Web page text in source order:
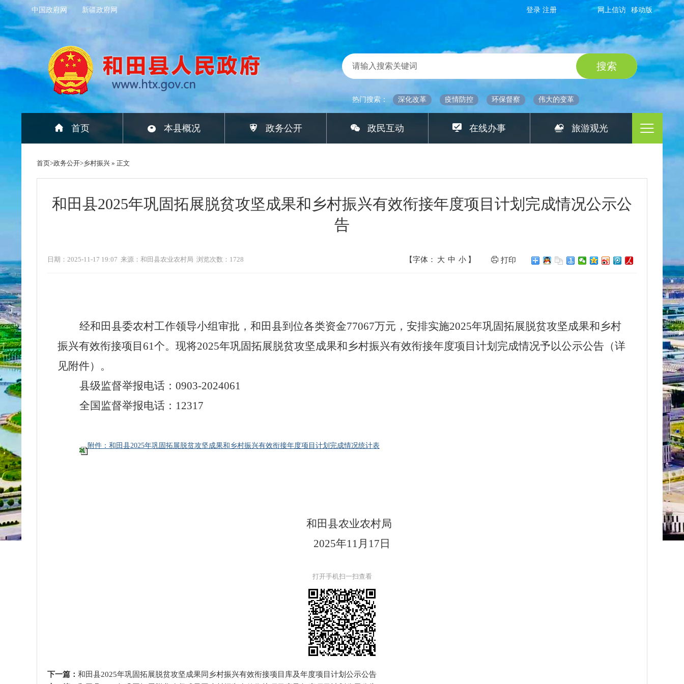
中国政府网 新疆政府网 移动版
网上信访
登录 注册
热门搜索： 深化改革 疫情防控 环保督察 伟大的变革
首页 本县概况 政务公开 政民互动 在线办事 旅游观光
首页>政务公开>乡村振兴 » 正文
和田县2025年巩固拓展脱贫攻坚成果和乡村振兴有效衔接年度项目计划完成情况公示公
告
日期：2025-11-17 19:07 来源：和田县农业农村局 浏览次数： 1728 打印
【字体： 大 中 小 】
经和田县委农村工作领导小组审批，和田县到位各类资金77067万元 ，安排实施2025年巩固拓展脱贫攻坚成果和乡村
振兴有效衔接项目 61个。现将2025年巩固拓展脱贫攻坚成果和乡村振兴有效衔接年度项目计划完成情况予以公示公告（详
见附件）。
县级监督举报电话： 0903-2024061
全国监督举报电话： 12317
附件：和田县2025年巩固拓展脱贫攻坚成果和乡村振兴有效衔接年度项目计划完成情况统计表
和田县农业农村局
2025年11月 17 日
打开手机扫一扫查看
下一篇： 和田县2025年巩固拓展脱贫攻坚成果同乡村振兴有效衔接项目库及年度项目计划公示公告